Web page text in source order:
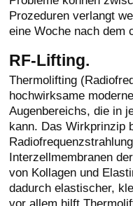
Prozeduren verlangt
eine Woche nach dem
RF-Lifting.
Thermolifting
hochwirksame
Augenbereichs, die in
kann. Das Wirkprinzip
Interzellmembranen
von Kollagen und
dadurch elastischer,